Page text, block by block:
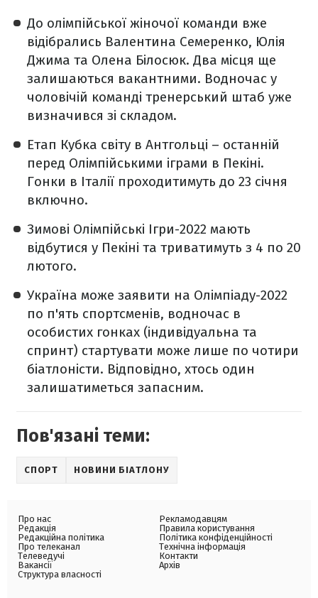
До олімпійської жіночої команди вже
відібрались Валентина Семеренко, Юлія
Джима та Олена Білосюк. Два місця ще
залишаються вакантними. Водночас у
чоловічій команді тренерський штаб уже
визначився зі складом.
Етап Кубка світу в Антгольці – останній
перед Олімпійськими іграми в Пекіні.
Гонки в Італії проходитимуть до 23 січня
включно.
Зимові Олімпійські Ігри-2022 мають
відбутися у Пекіні та триватимуть з 4 по 20
лютого.
Україна може заявити на Олімпіаду-2022
по п'ять спортсменів, водночас в
особистих гонках (індивідуальна та
спринт) стартувати може лише по чотири
біатлоністи. Відповідно, хтось один
залишатиметься запасним.
Пов'язані теми:
СПОРТ НОВИНИ БІАТЛОНУ
Про нас
Редакція
Редакційна політика
Про телеканал
Телеведучі
Вакансії
Структура власності
Рекламодавцям
Правила користування
Політика конфіденційності
Технічна інформація
Контакти
Архів